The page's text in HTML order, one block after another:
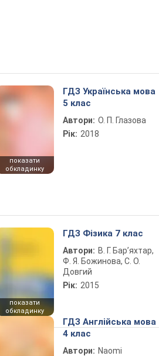
показати
обкладинку
ГДЗ Українська мова
5 клас
Автори: О. П. Глазова
Рік: 2018
показати
обкладинку
ГДЗ Фізика 7 клас
Автори: В. Г. Бар’яхтар,
Ф. Я. Божинова, С. О.
Довгий
Рік: 2015
ГДЗ Англійська мова
4 клас
Автори: Naomi